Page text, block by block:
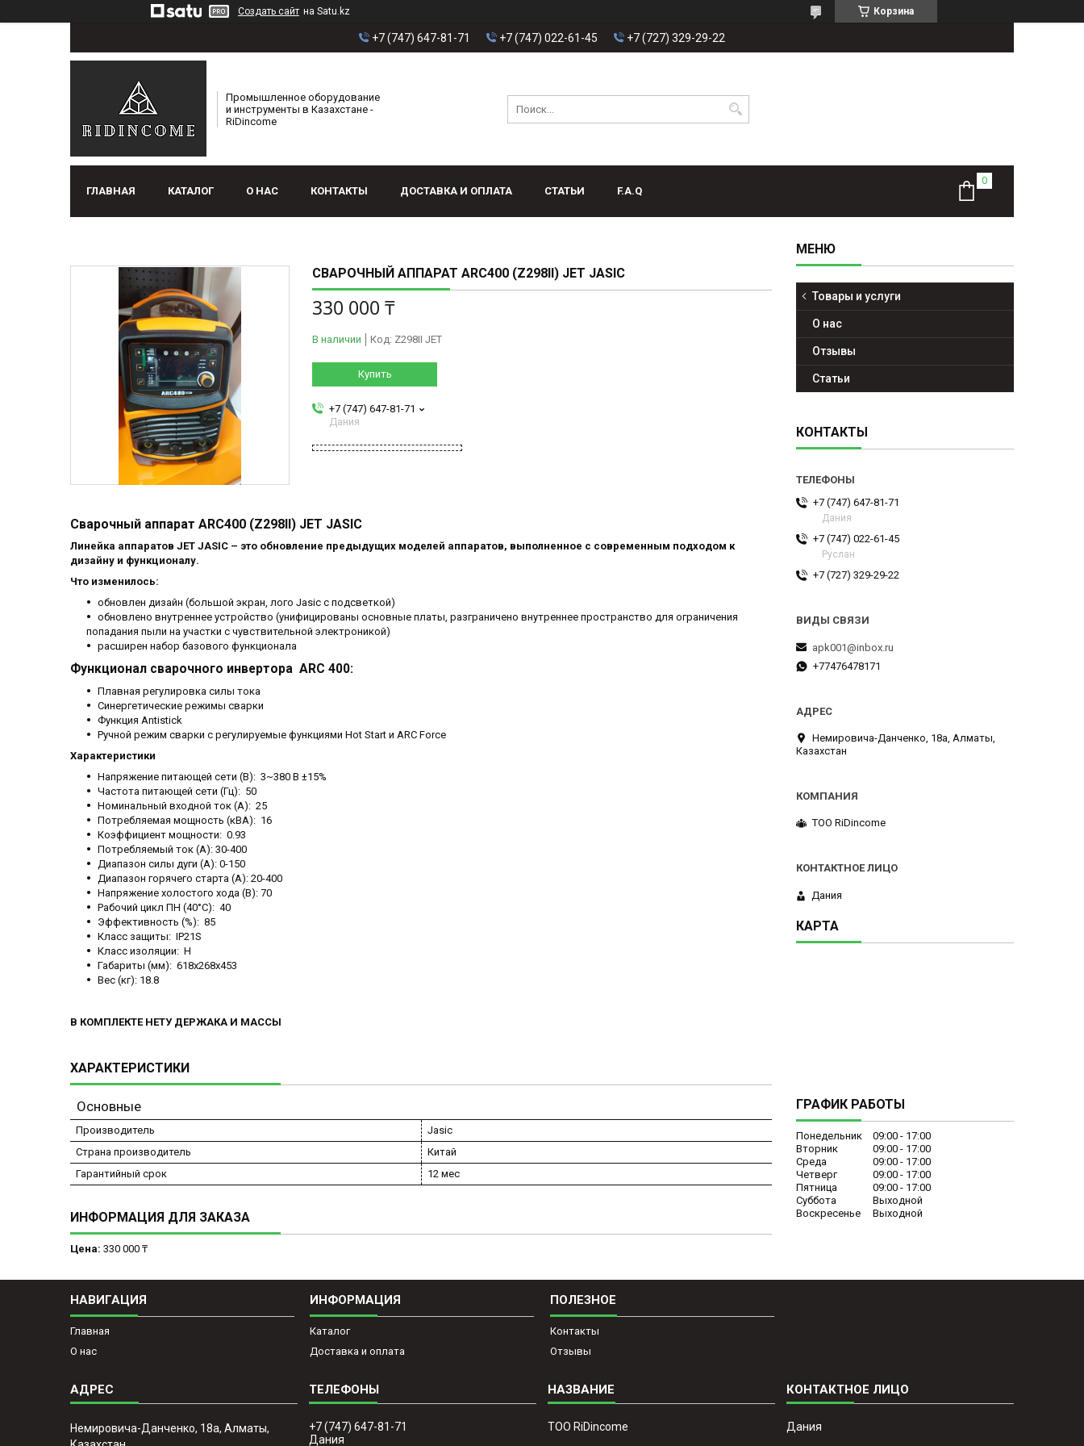
Создать сайт на Satu.kz Корзина
+7 (747) 647-81-71 +7 (747) 022-61-45 +7 (727) 329-29-22
Промышленное оборудование
и инструменты в Казахстане -
RiDincome
ГЛАВНАЯ КАТАЛОГ О НАС КОНТАКТЫ ДОСТАВКА И ОПЛАТА СТАТЬИ F.A.Q
СВАРОЧНЫЙ АППАРАТ ARC400 (Z298II) JET JASIC
330 000 ₸
В наличии Код: Z298II JET
Купить
+7 (747) 647-81-71
Дания
Сварочный аппарат ARC400 (Z298II) JET JASIC
Линейка аппаратов JET JASIC – это обновление предыдущих моделей аппаратов, выполненное с современным подходом к
дизайну и функционалу.
Что изменилось:
обновлен дизайн (большой экран, лого Jasic с подсветкой)
обновлено внутреннее устройство (унифицированы основные платы, разграничено внутреннее пространство для ограничения
попадания пыли на участки с чувствительной электроникой)
расширен набор базового функционала
Функционал сварочного инвертора ARC 400:
Плавная регулировка силы тока
Синергетические режимы сварки
Функция Antistick
Ручной режим сварки с регулируемые функциями Hot Start и ARC Force
Характеристики
Напряжение питающей сети (В): 3~380 В ±15%
Частота питающей сети (Гц): 50
Номинальный входной ток (А): 25
Потребляемая мощность (кВА): 16
Коэффициент мощности: 0.93
Потребляемый ток (A): 30-400
Диапазон силы дуги (A): 0-150
Диапазон горячего старта (A): 20-400
Напряжение холостого хода (В): 70
Рабочий цикл ПН (40°C): 40
Эффективность (%): 85
Класс защиты: IP21S
Класс изоляции: H
Габариты (мм): 618x268x453
Вес (кг): 18.8
В КОМПЛЕКТЕ НЕТУ ДЕРЖАКА И МАССЫ
ХАРАКТЕРИСТИКИ
Основные
Производитель
Jasic
Страна производитель
Китай
Гарантийный срок
12 мес
ИНФОРМАЦИЯ ДЛЯ ЗАКАЗА
Цена: 330 000 ₸
Товары и услуги
О нас
Отзывы
Статьи
КОНТАКТЫ
+7 (747) 647-81-71
Дания
+7 (747) 022-61-45
Руслан
+7 (727) 329-29-22
apk001@inbox.ru
+77476478171
Немировича-Данченко, 18а, Алматы,
Казахстан
ТОО RiDincome
Дания
КАРТА
ГРАФИК РАБОТЫ
Понедельник 09:00
17:00
Вторник
09:00
17:00
Среда
09:00
17:00
Четверг
09:00
17:00
Пятница
09:00
17:00
Суббота
Выходной
Воскресенье
Выходной
НАВИГАЦИЯ
Главная
О нас
ИНФОРМАЦИЯ
Каталог
Доставка и оплата
ПОЛЕЗНОЕ
Контакты
Отзывы
Немировича-Данченко, 18а, Алматы,
+7 (747) 647-81-71
Дания
ТОО RiDincome Дания